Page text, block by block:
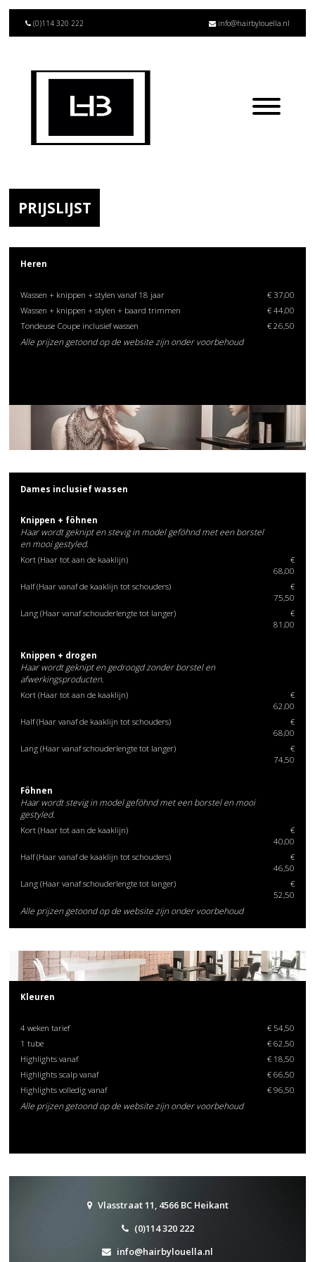
(0)114 320 222 info@hairbylouella.nl
PRIJSLIJST
Heren
Wassen + knippen + stylen vanaf 18 jaar
€ 37,00
Wassen + knippen + stylen + baard trimmen
€ 44,00
Tondeuse Coupe inclusief wassen
€ 26,50
Alle prijzen getoond op de website zijn onder voorbehoud
Dames inclusief wassen
Knippen + föhnen
Haar wordt geknipt en stevig in model geföhnd met een borstel
en mooi gestyled.
Kort (Haar tot aan de kaaklijn)
€
68,00
Half (Haar vanaf de kaaklijn tot schouders)
€
75,50
Lang (Haar vanaf schouderlengte tot langer)
€
81,00
Knippen + drogen
Haar wordt geknipt en gedroogd zonder borstel en
afwerkingsproducten.
Kort (Haar tot aan de kaaklijn)
€
62,00
Half (Haar vanaf de kaaklijn tot schouders)
€
68,00
Lang (Haar vanaf schouderlengte tot langer)
€
74,50
Föhnen
Haar wordt stevig in model geföhnd met een borstel en mooi
gestyled.
Kort (Haar tot aan de kaaklijn)
€
40,00
Half (Haar vanaf de kaaklijn tot schouders)
€
46,50
Lang (Haar vanaf schouderlengte tot langer)
€
52,50
Alle prijzen getoond op de website zijn onder voorbehoud
Kleuren
4 weken tarief
€ 54,50
1 tube
€ 62,50
Highlights vanaf
€ 18,50
Highlights scalp vanaf
€ 66,50
Highlights volledig vanaf
€ 96,50
Alle prijzen getoond op de website zijn onder voorbehoud
Vlasstraat 11, 4566 BC Heikant
(0)114 320 222
info@hairbylouella.nl